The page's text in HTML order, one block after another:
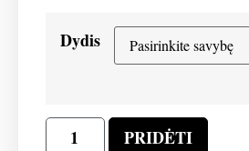
Dydis
PRIDĖTI